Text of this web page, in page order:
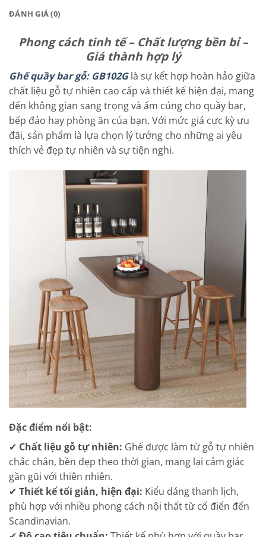
ĐÁNH GIÁ (0)
Phong cách tinh tế – Chất lượng bền bỉ –
Giá thành hợp lý
Ghế quầy bar gỗ: GB102Glà sự kết hợp hoàn hảo giữa
chất liệu gỗ tự nhiên cao cấp và thiết kế hiện đại, mang
đến không gian sang trọng và ấm cúng cho quầy bar,
bếp đảo hay phòng ăn của bạn. Với mức giá cực kỳ ưu
đãi, sản phẩm là lựa chọn lý tưởng cho những ai yêu
thích vẻ đẹp tự nhiên và sự tiện nghi.
Đặc điểm nổi bật:
✔ Chất liệu gỗ tự nhiên: Ghế được làm từ gỗ tự nhiên
chắc chắn, bền đẹp theo thời gian, mang lại cảm giác
gần gũi với thiên nhiên.
✔ Thiết kế tối giản, hiện đại: Kiểu dáng thanh lịch,
phù hợp với nhiều phong cách nội thất từ cổ điển đến
Scandinavian.